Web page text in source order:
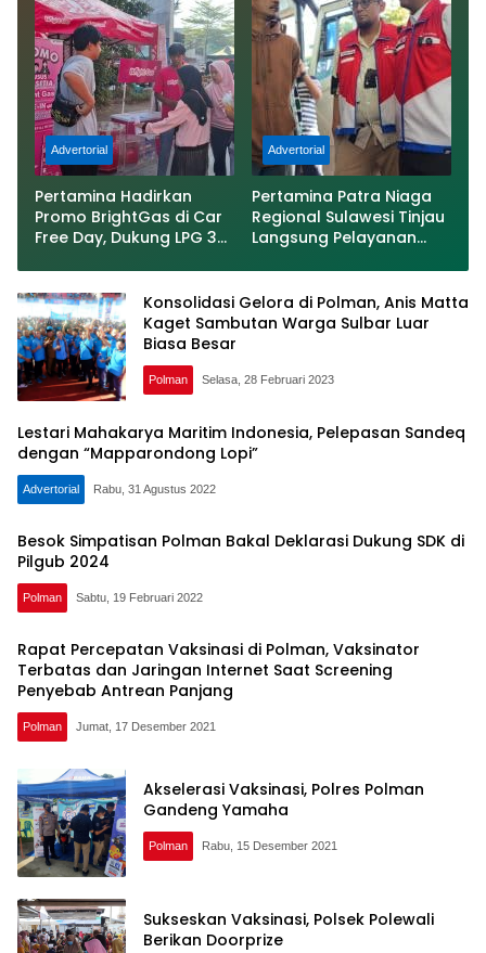
Advertorial
Pertamina Hadirkan
Promo BrightGas di Car
Free Day, Dukung LPG 3
Advertorial
Pertamina Patra Niaga
Regional Sulawesi Tinjau
Langsung Pelayanan
Pastikan Distribusi
Biosolar Berjalan
Optimal
Konsolidasi Gelora di Polman, Anis Matta
Kaget Sambutan Warga Sulbar Luar
Biasa Besar
Polman Selasa, 28 Februari 2023
Lestari Mahakarya Maritim Indonesia, Pelepasan Sandeq
dengan “Mapparondong Lopi”
Advertorial Rabu, 31 Agustus 2022
Besok Simpatisan Polman Bakal Deklarasi Dukung SDK di
Pilgub 2024
Polman Sabtu, 19 Februari 2022
Rapat Percepatan Vaksinasi di Polman, Vaksinator
Terbatas dan Jaringan Internet Saat Screening
Penyebab Antrean Panjang
Polman Jumat, 17 Desember 2021
Akselerasi Vaksinasi, Polres Polman
Gandeng Yamaha
Polman Rabu, 15 Desember 2021
Sukseskan Vaksinasi, Polsek Polewali
Berikan Doorprize